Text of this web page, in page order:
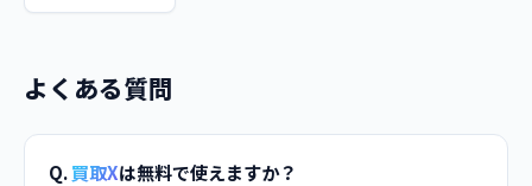
よくある質問
Q.買取Xは無料で使えますか？